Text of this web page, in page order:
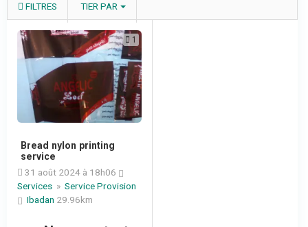
FILTRES TIER PAR
1
Bread nylon printing
service
31 août 2024 à 18h06
Services » Service Provision
Ibadan 29.96km